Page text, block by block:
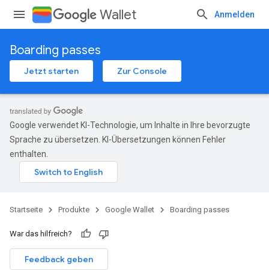
Wallet Anmelden
Boarding passes
Jetzt starten Zur Console
Google verwendet KI-Technologie, um Inhalte in Ihre bevorzugte
Sprache zu übersetzen. KI-Übersetzungen können Fehler
enthalten.
Startseite Produkte Google Wallet Boarding passes
War das hilfreich?
Feedback geben